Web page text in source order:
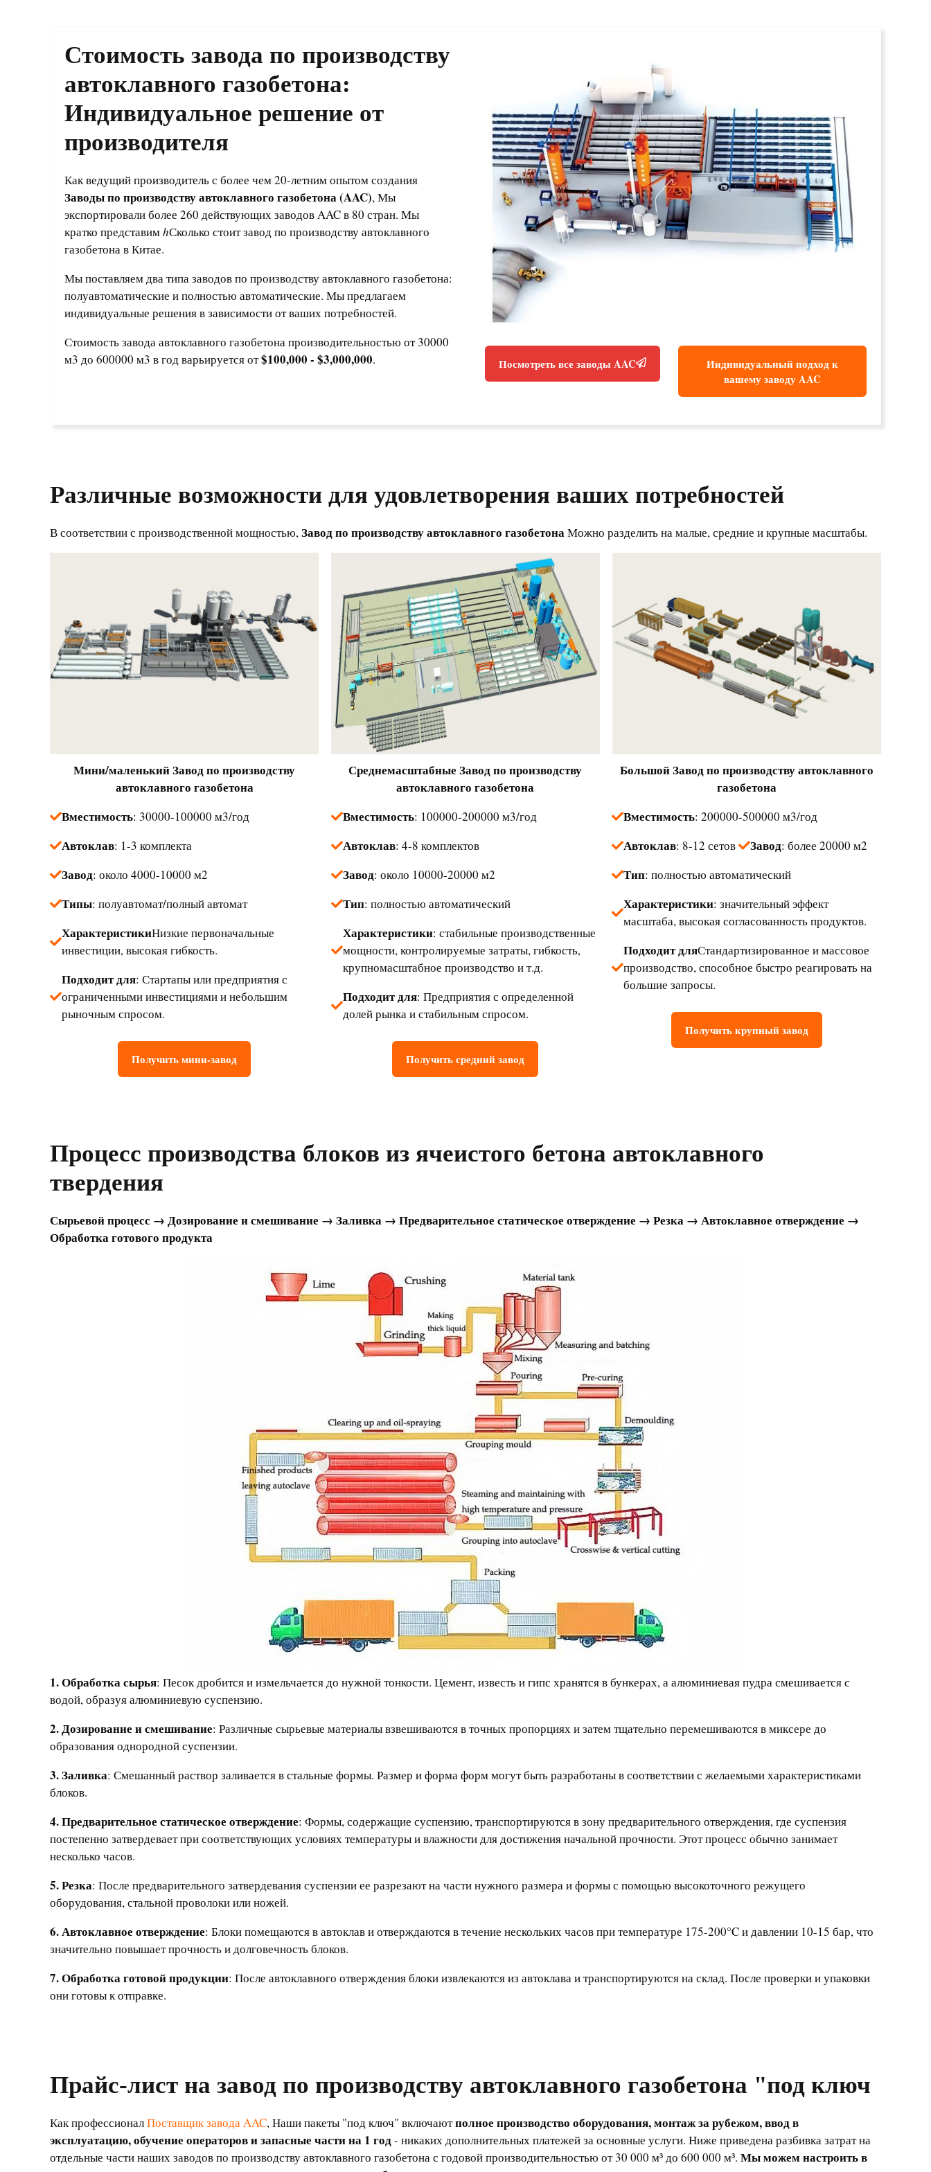
Стоимость завода по производству
автоклавного газобетона:
Индивидуальное решение от
производителя
Как ведущий производитель с более чем 20-летним опытом создания
Заводы по производству автоклавного газобетона (AAC), Мы
экспортировали более 260 действующих заводов AAC в 80 стран. Мы
кратко представимhСколько стоит завод по производству автоклавного
газобетона в Китае.
Мы поставляем два типа заводов по производству автоклавного газобетона:
полуавтоматические и полностью автоматические. Мы предлагаем
индивидуальные решения в зависимости от ваших потребностей.
Стоимость завода автоклавного газобетона производительностью от 30000
м3 до 600000 м3 в год варьируется от$100,000 - $3,000,000. Посмотреть все заводы AAC
Индивидуальный подход к
вашему заводу AAC
Различные возможности для удовлетворения ваших потребностей
В соответствии с производственной мощностью,Завод по производству автоклавного газобетонаМожно разделить на малые, средние и крупные масштабы.
Мини/маленькийЗавод по производству
автоклавного газобетона
Вместимость: 30000-100000 м3/год
Автоклав: 1-3 комплекта
Завод: около 4000-10000 м2
Типы: полуавтомат/полный автомат
ХарактеристикиНизкие первоначальные
инвестиции, высокая гибкость.
Подходит для: Стартапы или предприятия с
ограниченными инвестициями и небольшим
рыночным спросом.
Получить мини-завод
СреднемасштабныеЗавод по производству
автоклавного газобетона
Вместимость: 100000-200000 м3/год
Автоклав: 4-8 комплектов
Завод: около 10000-20000 м2
Тип: полностью автоматический
Характеристики: стабильные производственные
мощности, контролируемые затраты, гибкость,
крупномасштабное производство и т.д.
Подходит для: Предприятия с определенной
долей рынка и стабильным спросом.
Получить средний завод
БольшойЗавод по производству автоклавного
газобетона
Вместимость: 200000-500000 м3/год
Автоклав: 8-12 сетов Завод: более 20000 м2
Тип: полностью автоматический
Характеристики: значительный эффект
масштаба, высокая согласованность продуктов.
Подходит дляСтандартизированное и массовое
производство, способное быстро реагировать на
большие запросы.
Получить крупный завод
Процесс производства блоков из ячеистого бетона автоклавного
твердения
Сырьевой процесс → Дозирование и смешивание → Заливка → Предварительное статическое отверждение → Резка → Автоклавное отверждение →
Обработка готового продукта
1. Обработка сырья: Песок дробится и измельчается до нужной тонкости. Цемент, известь и гипс хранятся в бункерах, а алюминиевая пудра смешивается с
водой, образуя алюминиевую суспензию.
2. Дозирование и смешивание: Различные сырьевые материалы взвешиваются в точных пропорциях и затем тщательно перемешиваются в миксере до
образования однородной суспензии.
3. Заливка: Смешанный раствор заливается в стальные формы. Размер и форма форм могут быть разработаны в соответствии с желаемыми характеристиками
блоков.
4. Предварительное статическое отверждение: Формы, содержащие суспензию, транспортируются в зону предварительного отверждения, где суспензия
постепенно затвердевает при соответствующих условиях температуры и влажности для достижения начальной прочности. Этот процесс обычно занимает
несколько часов.
5. Резка: После предварительного затвердевания суспензии ее разрезают на части нужного размера и формы с помощью высокоточного режущего
оборудования, стальной проволоки или ножей.
6. Автоклавное отверждение: Блоки помещаются в автоклав и отверждаются в течение нескольких часов при температуре 175-200°C и давлении 10-15 бар, что
значительно повышает прочность и долговечность блоков.
7. Обработка готовой продукции: После автоклавного отверждения блоки извлекаются из автоклава и транспортируются на склад. После проверки и упаковки
они готовы к отправке.
Прайс-лист на завод по производству автоклавного газобетона "под ключ
Как профессионалПоставщик завода AAC, Наши пакеты "под ключ" включаютполное производство оборудования, монтаж за рубежом, ввод в
эксплуатацию, обучение операторов и запасные части на 1 год- никаких дополнительных платежей за основные услуги. Ниже приведена разбивка затрат на
отдельные части наших заводов по производству автоклавного газобетона с годовой производительностью от 30 000 м³ до 600 000 м³. Мы можем настроить в